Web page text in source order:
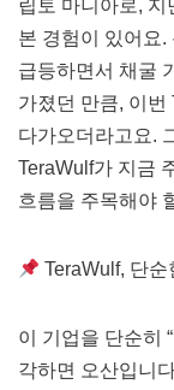
립토 마니아로, 지
본 경험이 있어요
급등하면서 채굴
가졌던 만큼, 이번
다가오더라고요.
TeraWulf가 지금
흐름을 주목해야
TeraWulf, 단
이 기업을 단순히
각하면 오산입니